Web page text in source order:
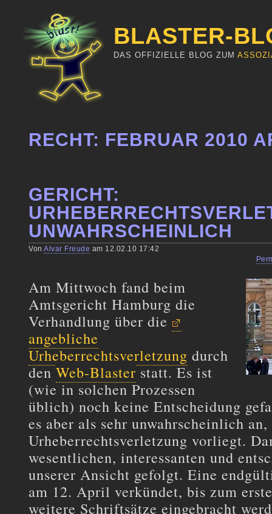
BLASTER-
DAS OFFIZIELLE BLOG ZUM
RECHT: FEBRUAR 2010
GERICHT:
UNWAHRSCHEINLICH
VonAlvar Freude am 12.02.10 17:42
Am Mittwoch fand beim
Amtsgericht Hamburg die
Verhandlung über die
angebliche
Urheberrechtsverletzung durch
denWeb-Blasterstatt. Es ist
(wie in solchen Prozessen
üblich) noch keine Entscheidung
es aber als sehr unwahrscheinlich
Urheberrechtsverletzung vorliegt.
wesentlichen, interessanten und
unserer Ansicht gefolgt. Eine
am 12. April verkündet, bis zum
weitere Schriftsätze eingebracht